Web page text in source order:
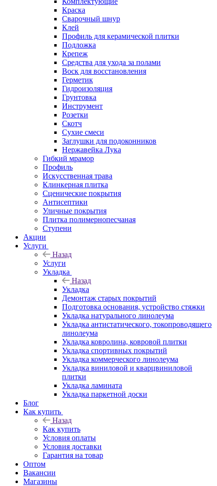
Краска
Сварочный шнур
Клей
Профиль для керамической плитки
Подложка
Крепеж
Средства для ухода за полами
Воск для восстановления
Герметик
Гидроизоляция
Грунтовка
Инструмент
Розетки
Скотч
Сухие смеси
Заглушки для подоконников
Нержавейка Лука
Гибкий мрамор
Профиль
Искусственная трава
Клинкерная плитка
Сценические покрытия
Антисептики
Уличные покрытия
Плитка полимернопесчаная
Ступени
Акции
Услуги
Назад
Услуги
Укладка
Назад
Укладка
Демонтаж старых покрытий
Подготовка основания, устройство стяжки
Укладка натурального линолеума
Укладка антистатического, токопроводящего
линолеума
Укладка ковролина, ковровой плитки
Укладка спортивных покрытий
Укладка коммерческого линолеума
Укладка виниловой и кварцвиниловой
плитки
Укладка ламината
Укладка паркетной доски
Блог
Как купить
Назад
Как купить
Условия оплаты
Условия доставки
Гарантия на товар
Оптом
Вакансии
Магазины